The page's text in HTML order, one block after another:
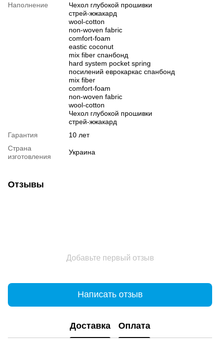
Наполнение
Чехол глубокой прошивки
стрей-жжакард
wool-cotton
non-woven fabric
comfort-foam
eastic coconut
mix fiber спанбонд
hard system pocket spring
посилений еврокаркас спанбонд
mix fiber
comfort-foam
non-woven fabric
wool-cotton
Чехол глубокой прошивки
стрей-жжакард
Гарантия
10 лет
Страна
изготовления
Украина
Отзывы
Добавьте первый отзыв
Написать отзыв
Доставка Оплата